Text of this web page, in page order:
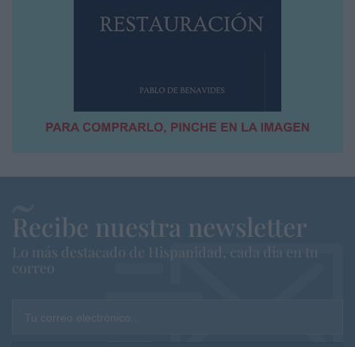
Recibe nuestra newsletter
Lo más destacado de Hispanidad, cada dia en tu
correo
Tu correo electrónico...